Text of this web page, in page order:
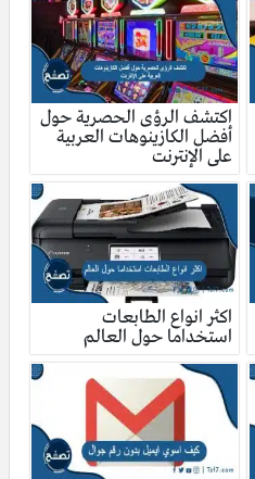
اكتشف الرؤى الحصرية حول
أفضل الكازينوهات العربية
على الإنترنت
اكثر انواع الطابعات
استخداما حول العالم